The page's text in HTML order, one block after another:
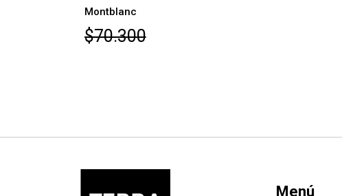
Montblanc
$70.300
Menú